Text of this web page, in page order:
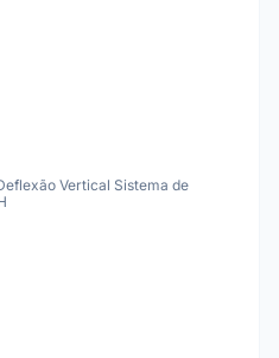
Vertical Sistema de